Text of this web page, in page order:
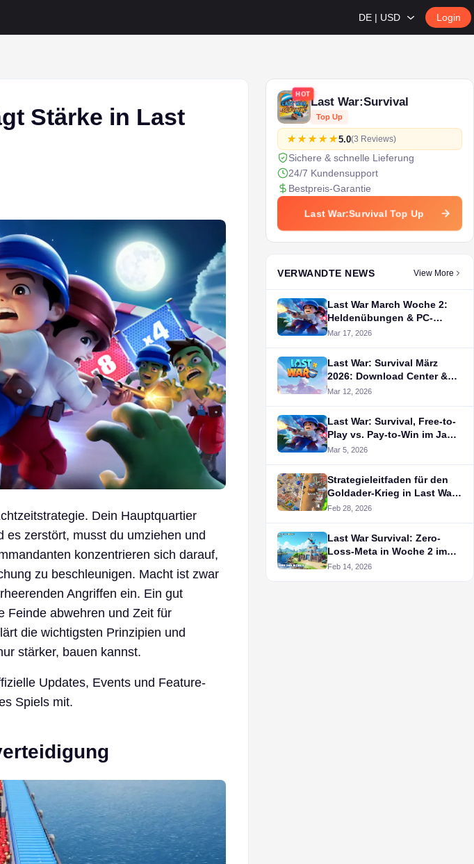
DE | USD Login
Stärke in Last
Dein Hauptquartier
es zerstört, musst du umziehen und
konzentrieren sich darauf,
zu beschleunigen. Macht ist zwar
Angriffen ein. Ein gut
Feinde abwehren und Zeit für
die wichtigsten Prinzipien und
stärker, bauen kannst.
Updates, Events und Feature-
Spiels mit.
HOT
Last War:Survival
Top Up
5.0(3 Reviews)
Sichere & schnelle Lieferung
24/7 Kundensupport
Bestpreis-Garantie
Last War:Survival Top Up
VERWANDTE NEWS View More
Last War March Woche 2:
Heldenübungen & PC-
Optimierungen
Mar 17, 2026
Last War: Survival März
2026: Download Center &
Geschenk-Guide
Mar 12, 2026
Last War: Survival, Free-to-
Play vs. Pay-to-Win im Jahr
2026?
Mar 5, 2026
Strategieleitfaden für den
Goldader-Krieg in Last War:
Survival
Feb 28, 2026
Last War Survival: Zero-
Loss-Meta in Woche 2 im
Februar
Feb 14, 2026